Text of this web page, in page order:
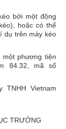
bởi một động
hoặc có thể
dụ trên máy kéo
một phương tiện
84.32, mã số
Vietnam
TRƯỞNG